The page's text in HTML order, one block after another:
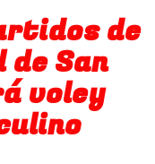
de
San
voley